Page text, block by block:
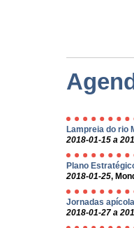
Lampreia do rio
2018-01-15 a
Plano
2018-01-25,
Jornadas
2018-01-27 a